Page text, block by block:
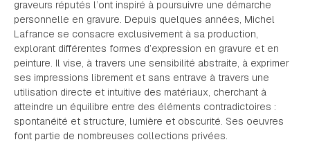
graveurs réputés l’ont inspiré à poursuivre une démarche
personnelle en gravure. Depuis quelques années, Michel
Lafrance se consacre exclusivement à sa production,
explorant différentes formes d’expression en gravure et en
peinture. Il vise, à travers une sensibilité abstraite, à exprimer
ses impressions librement et sans entrave à travers une
utilisation directe et intuitive des matériaux, cherchant à
atteindre un équilibre entre des éléments contradictoires :
spontanéité et structure, lumière et obscurité. Ses oeuvres
font partie de nombreuses collections privées.